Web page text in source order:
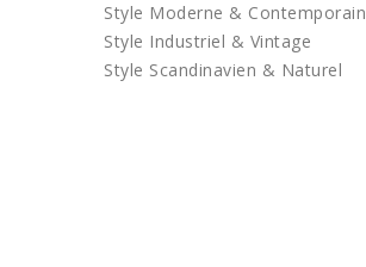
Style Moderne & Contemporain
Style Industriel & Vintage
Style Scandinavien & Naturel